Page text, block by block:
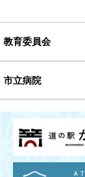
教育委員会
市立病院
議会
表示